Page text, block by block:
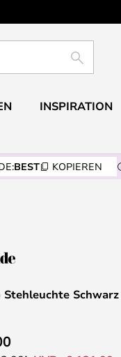
SUCHE
INSPIRATION
BEST KOPIEREN
Stehleuchte